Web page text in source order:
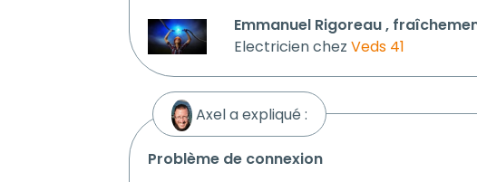
Emmanuel Rigoreau ,
Electricien chezVeds 41
Axel a expliqué :
problème de connexion